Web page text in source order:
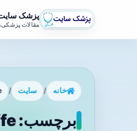
پزشک
مقالات
خانه / سایت /
برچسب: Giraffe - صفحه 1